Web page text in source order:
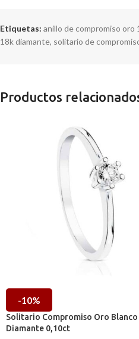
Etiquetas: anillo de compromiso oro
18k diamante, solitario de
Productos
-10%
Solitario Compromiso Oro Blanco
Diamante 0,10ct